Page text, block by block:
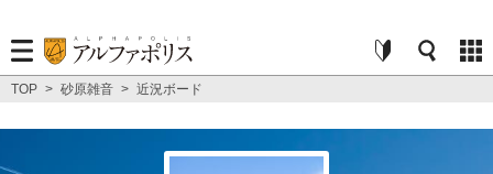
TOP > 砂原雑音 > 近況ボード